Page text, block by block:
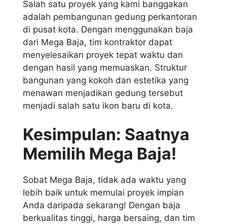
Salah satu proyek yang kami banggakan
adalah pembangunan gedung perkantoran
di pusat kota. Dengan menggunakan baja
dari Mega Baja, tim kontraktor dapat
menyelesaikan proyek tepat waktu dan
dengan hasil yang memuaskan. Struktur
bangunan yang kokoh dan estetika yang
menawan menjadikan gedung tersebut
menjadi salah satu ikon baru di kota.
Kesimpulan: Saatnya
Memilih Mega Baja!
Sobat Mega Baja, tidak ada waktu yang
lebih baik untuk memulai proyek impian
Anda daripada sekarang! Dengan baja
berkualitas tinggi, harga bersaing, dan tim